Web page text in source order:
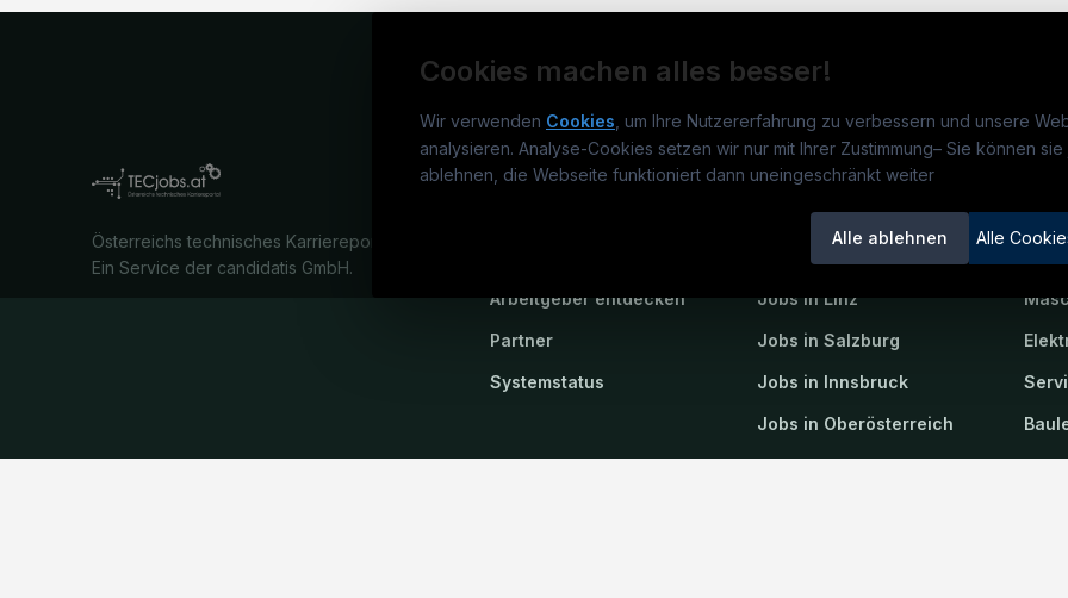
Cookies machen alles besser!
Wir verwenden Cookies , um Ihre Nutzererfahrung zu verbessern und unsere
analysieren. Analyse-Cookies setzen wir nur mit Ihrer Zustimmung– Sie können
ablehnen, die Webseite funktioniert dann uneingeschränkt weiter
Alle ablehnen Alle
Österreichs technisches Karriereportal.
Ein Service der candidatis GmbH.
TECjobs.at
Arbeitgeber entdecken
Partner
Systemstatus
Jobs
Jobs in Wien
Jobs in Linz
Jobs in Salzburg
Jobs in Innsbruck
Jobs in Oberösterreich